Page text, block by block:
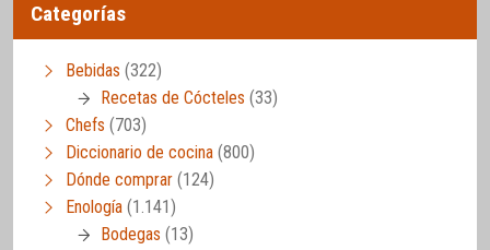
Categorías
Bebidas (322)
Recetas de Cócteles (33)
Chefs (703)
Diccionario de cocina (800)
Dónde comprar (124)
Enología (1.141)
Bodegas (13)